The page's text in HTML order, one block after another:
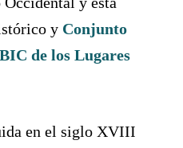
y Conjunto
de los Lugares
en el siglo XVIII